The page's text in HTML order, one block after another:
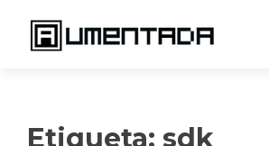
Etiqueta: sdk